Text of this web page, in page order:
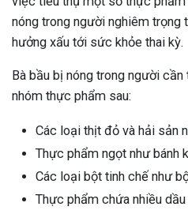
nóng trong người nghiêm trọng
hưởng xấu tới sức khỏe thai kỳ.
Bà bầu bị nóng trong người
nhóm thực phẩm sau:
Các loại thịt đỏ và hải sản
Thực phẩm ngọt như bánh
Các loại bột tinh chế như
Thực phẩm chứa nhiều